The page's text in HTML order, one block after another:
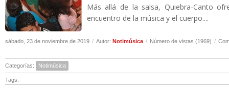
Más allá de la salsa, Quiebra-Canto
encuentro de la música y el cuerpo....
sábado, 23 de noviembre de 2019 / Autor: Notimúsica / Número de vistas (1969) /
Categorías: Notimúsica
Tags: